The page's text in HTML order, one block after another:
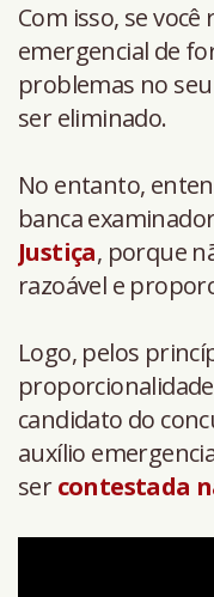
Com isso, se
emergencial de
problemas no
ser eliminado.
No entanto,
banca
Justiça, porque
razoável e
Logo, pelos
candidato do
auxílio
sercontestada